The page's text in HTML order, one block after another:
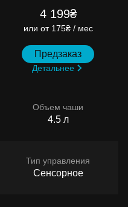
4 199₴
или от 175₴ / мес
Предзаказ
Детальнее
Объем чаши
4.5 л
Тип управления
Сенсорное